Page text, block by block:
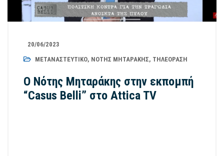
20/06/2023
ΜΕΤΑΝΑΣΤΕΥΤΙΚΌ, ΝΌΤΗΣ ΜΗΤΑΡΆΚΗΣ, ΤΗΛΕΌΡΑΣΗ
Ο Νότης Μηταράκης στην εκπομπή
“Casus Belli” στο Attica TV